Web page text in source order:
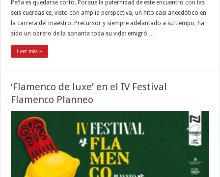
Peña es quedarse corto. Porque la paternidad de este encuentro con las
seis cuerdas es, visto con amplia perspectiva, un hito casi anecdótico en
la carrera del maestro. Precursor y siempre adelantado a su tiempo, ha
sido un obrero de la sonanta toda su vida: emigró …
Leer más »
‘Flamenco de luxe’ en el IV Festival
Flamenco Planneo